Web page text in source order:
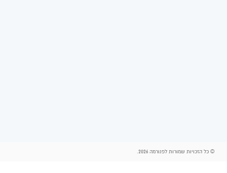
© כל הזכויות שמורות לפנורמה 2026.